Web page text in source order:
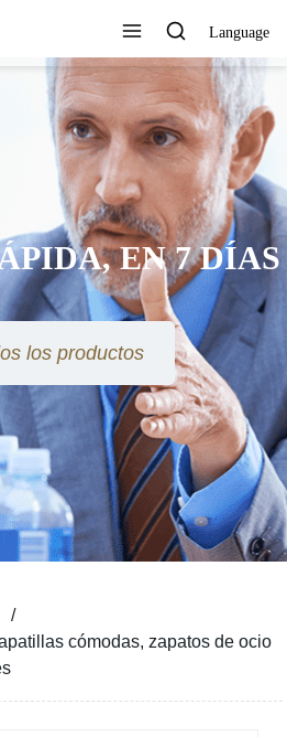
Language
EN 7 DÍAS
los productos
cómodas, zapatos de ocio